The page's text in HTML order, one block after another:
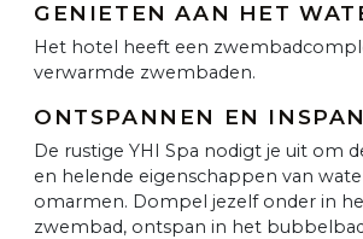
GENIETEN AAN HET
Het hotel heeft een
verwarmde zwembaden.
ONTSPANNEN EN
De rustige YHI Spa nodigt je uit om
en helende eigenschappen van
omarmen. Dompel jezelf onder in
zwembad, ontspan in het